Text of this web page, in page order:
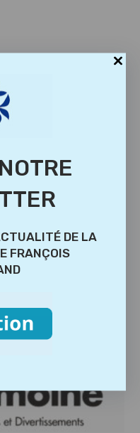
AIMER
DE LA
FRANÇOIS